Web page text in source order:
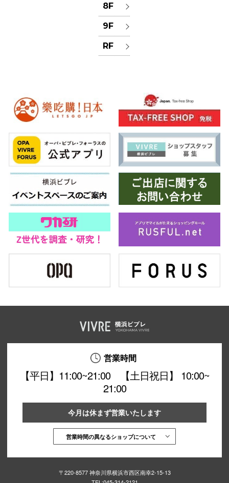
8F
9F
RF
営業時間
【平日】11:00~21:00 【土日祝日】 10:00~
21:00
今月は休まず営業いたします
営業時間の異なるショップについて
〒220-8577 神奈川県横浜市西区南幸2-15-13